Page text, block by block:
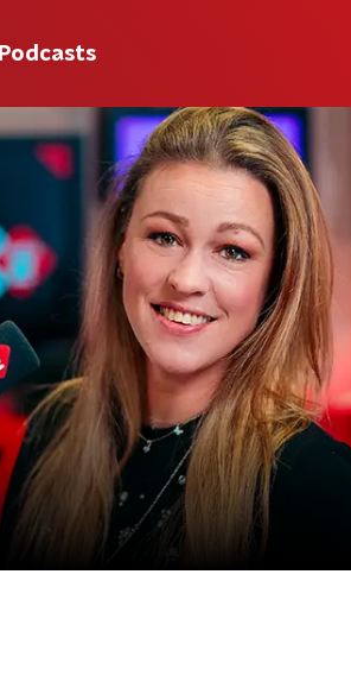
Podcasts